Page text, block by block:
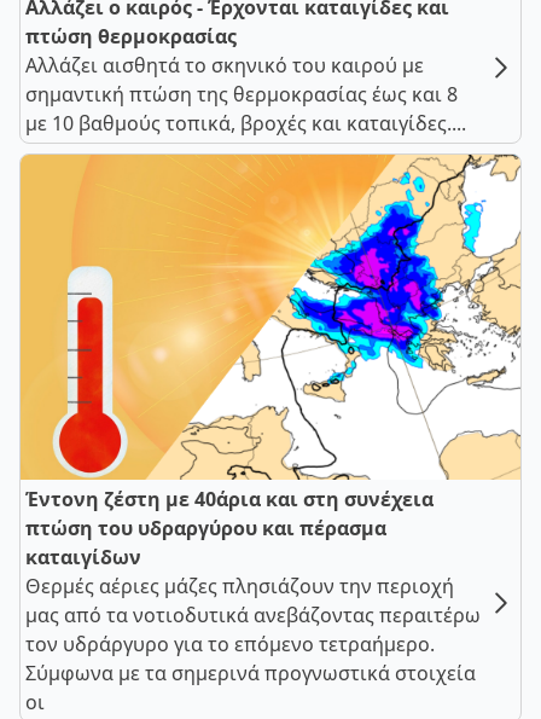
Αλλάζει ο καιρός - Έρχονται καταιγίδες και
πτώση θερμοκρασίας
Αλλάζει αισθητά το σκηνικό του καιρού με
σημαντική πτώση της θερμοκρασίας έως και 8
με 10 βαθμούς τοπικά, βροχές και καταιγίδες....
Έντονη ζέστη με 40άρια και στη συνέχεια
πτώση του υδραργύρου και πέρασμα
καταιγίδων
Θερμές αέριες μάζες πλησιάζουν την περιοχή
μας από τα νοτιοδυτικά ανεβάζοντας περαιτέρω
τον υδράργυρο για το επόμενο τετραήμερο.
Σύμφωνα με τα σημερινά προγνωστικά στοιχεία
οι